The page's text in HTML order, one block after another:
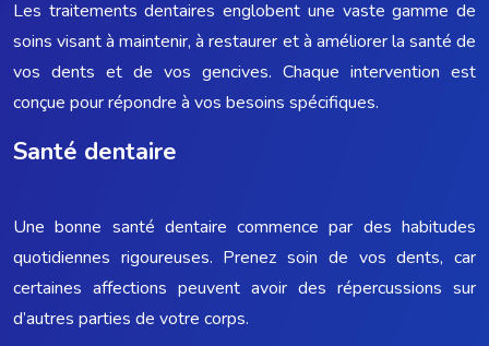
Les traitements dentaires englobent une vaste gamme de
soins visant à maintenir, à restaurer et à améliorer la santé de
vos dents et de vos gencives. Chaque intervention est
conçue pour répondre à vos besoins spécifiques.
Santé dentaire
Une bonne santé dentaire commence par des habitudes
quotidiennes rigoureuses. Prenez soin de vos dents, car
certaines affections peuvent avoir des répercussions sur
d’autres parties de votre corps.